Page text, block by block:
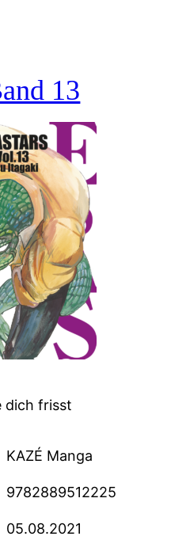
13
dich frisst
KAZÉ Manga
9782889512225
05.08.2021